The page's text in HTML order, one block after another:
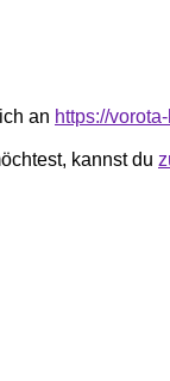
an https://
kannst du